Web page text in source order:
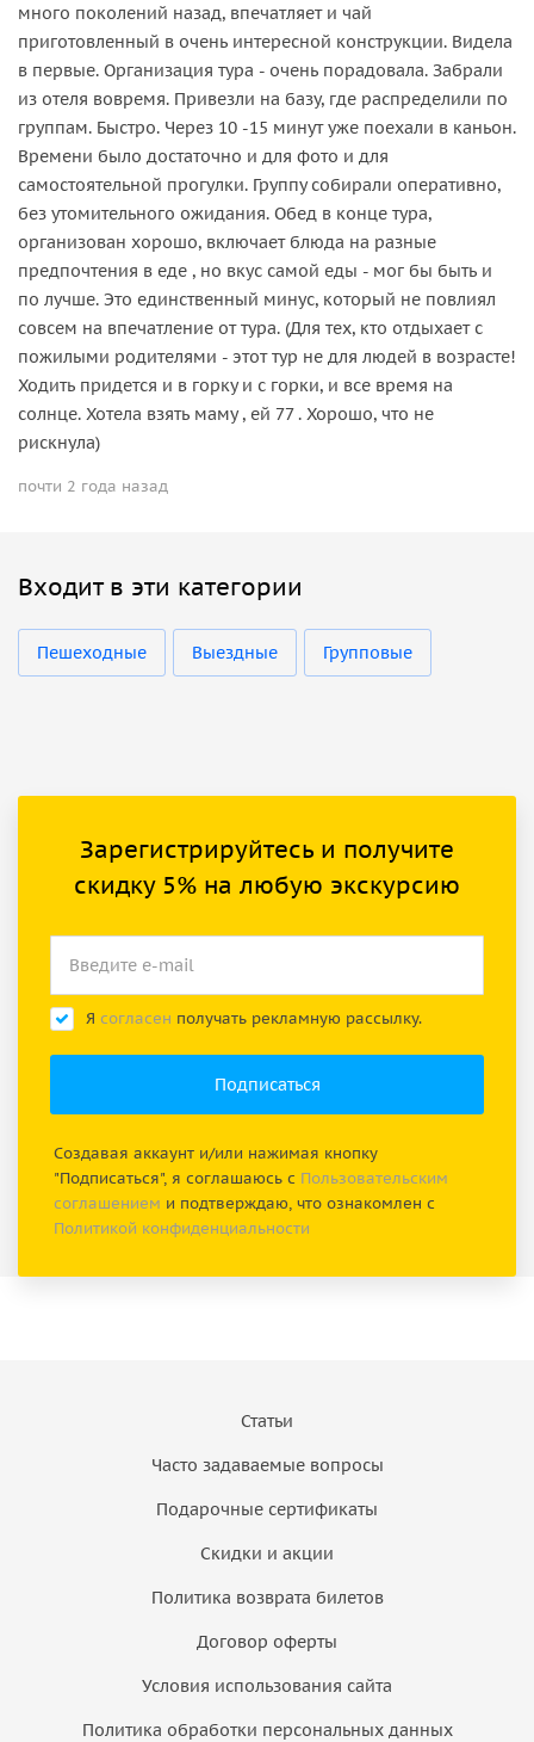
много поколений назад, впечатляет и чай
приготовленный в очень интересной конструкции. Видела
в первые. Организация тура - очень порадовала. Забрали
из отеля вовремя. Привезли на базу, где распределили по
группам. Быстро. Через 10 -15 минут уже поехали в каньон.
Времени было достаточно и для фото и для
самостоятельной прогулки. Группу собирали оперативно,
без утомительного ожидания. Обед в конце тура,
организован хорошо, включает блюда на разные
предпочтения в еде , но вкус самой еды - мог бы быть и
по лучше. Это единственный минус, который не повлиял
совсем на впечатление от тура. (Для тех, кто отдыхает с
пожилыми родителями - этот тур не для людей в возрасте!
Ходить придется и в горку и с горки, и все время на
солнце. Хотела взять маму , ей 77 . Хорошо, что не
рискнула)
почти 2 года назад
Входит в эти категории
Пешеходные Выездные Групповые
Зарегистрируйтесь и получите
скидку 5% на любую экскурсию
Я согласен получать рекламную рассылку.
Создавая аккаунт и/или нажимая кнопку
"Подписаться", я соглашаюсь с Пользовательским
соглашением и подтверждаю, что ознакомлен с
Политикой конфиденциальности
Статьи
Часто задаваемые вопросы
Подарочные сертификаты
Скидки и акции
Политика возврата билетов
Договор оферты
Условия использования сайта
Политика обработки персональных данных